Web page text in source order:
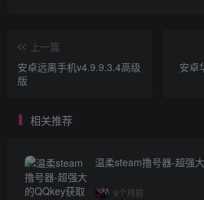
上一篇
安卓远离手机v4.9.9.3.4高级
版
安卓
相关推荐
温柔steam撸号器-超强
9个月前